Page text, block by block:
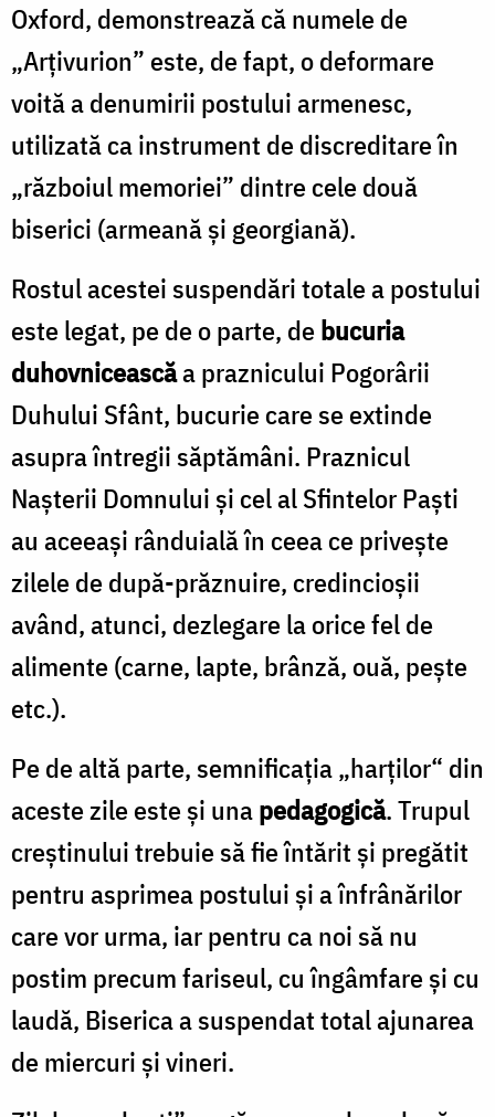
Oxford, demonstrează că numele de
„Arțivurion” este, de fapt, o deformare
voită a denumirii postului armenesc,
utilizată ca instrument de discreditare în
„războiul memoriei” dintre cele două
biserici (armeană și georgiană).
Rostul acestei suspendări totale a postului
este legat, pe de o parte, debucuria
duhovniceascăa praznicului Pogorârii
Duhului Sfânt, bucurie care se extinde
asupra întregii săptămâni. Praznicul
Naşterii Domnului şi cel al Sfintelor Paşti
au aceeaşi rânduială în ceea ce priveşte
zilele de după-prăznuire, credincioșii
având, atunci, dezlegare la orice fel de
alimente (carne, lapte, brânză, ouă, pește
etc.).
Pe de altă parte, semnificaţia „harţilor“ din
aceste zile este şi unapedagogică. Trupul
creștinului trebuie să fie întărit și pregătit
pentru asprimea postului și a înfrânărilor
care vor urma, iar pentru ca noi să nu
postim precum fariseul, cu îngâmfare şi cu
laudă, Biserica a suspendat total ajunarea
de miercuri și vineri.